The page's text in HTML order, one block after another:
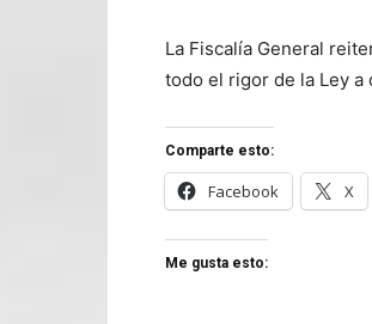
La Fiscalía General
todo el rigor de la Ley
Comparte esto:
Facebook X
Me gusta esto: